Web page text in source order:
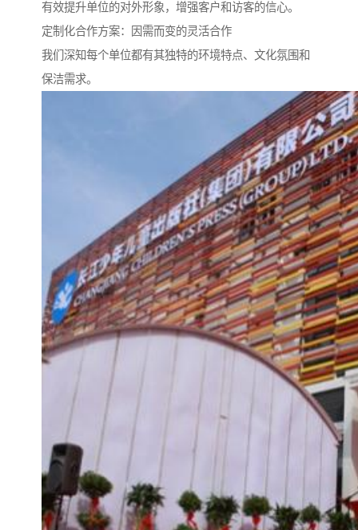
有效提升单位的对外形象，增强客户和访客的信心。
定制化合作方案：因需而变的灵活合作
我们深知每个单位都有其独特的环境特点、文化氛围和
保洁需求。